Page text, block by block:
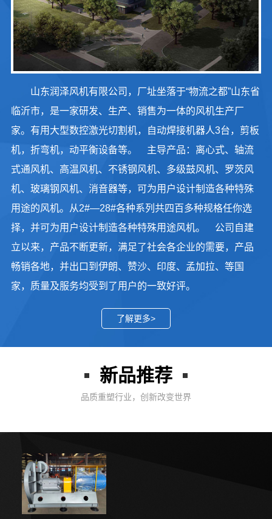
山东润泽风机有限公司，厂址坐落于“物流之都”山东省
临沂市，是一家研发、生产、销售为一体的风机生产厂
家。有用大型数控激光切割机，自动焊接机器人3台，剪板
机，折弯机，动平衡设备等。 主导产品：离心式、轴流
式通风机、高温风机、不锈钢风机、多级鼓风机、罗茨风
机、玻璃钢风机、消音器等，可为用户设计制造各种特殊
用途的风机。从2#—28#各种系列共四百多种规格任你选
择，并可为用户设计制造各种特殊用途风机。 公司自建
立以来，产品不断更新，满足了社会各企业的需要，产品
畅销各地，并出口到伊朗、赞沙、印度、孟加拉、等国
家，质量及服务均受到了用户的一致好评。
了解更多>
新品推荐
品质重塑行业，创新改变世界